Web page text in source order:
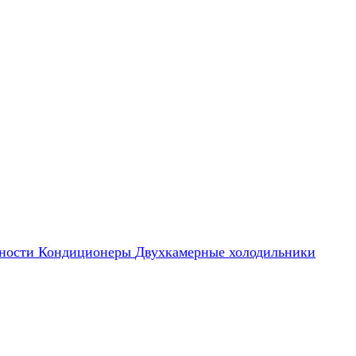
Кондиционеры Двухкамерные холодильники